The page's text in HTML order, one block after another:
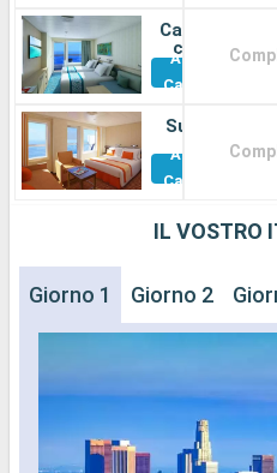
Cabina
con
balcone
Altre
Cabine
Suite
Altre
Cabine
IL VOSTRO
Giorno 1 Giorno 2